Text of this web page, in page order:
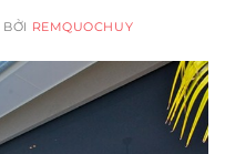
BỞI REMQUOCHUY